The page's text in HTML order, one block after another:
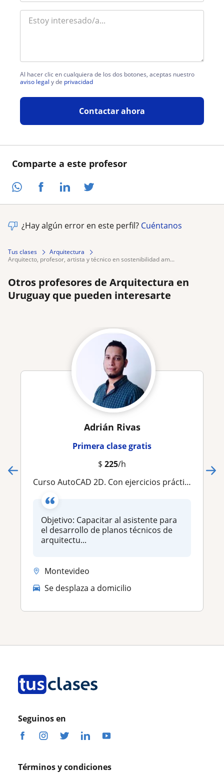
Comparte a este profesor
Al hacer clic en cualquiera de los dos botones, aceptas nuestro
aviso legal y de privacidad
Contactar ahora
¿Hay algún error en este perfil? Cuéntanos
Tus clases
Arquitectura
arquitecto, profesor, artista y técnico en sostenibilidad am...
Otros profesores de Arquitectura en
Uruguay que pueden interesarte
Adrián Rivas
Primera clase gratis
$ 225/h
Curso AutoCAD 2D. Con ejercicios prácticos
Objetivo: Capacitar al asistente para
el desarrollo de planos técnicos de
arquitectu...
Montevideo
Se desplaza a domicilio
Seguinos en
Términos y condiciones